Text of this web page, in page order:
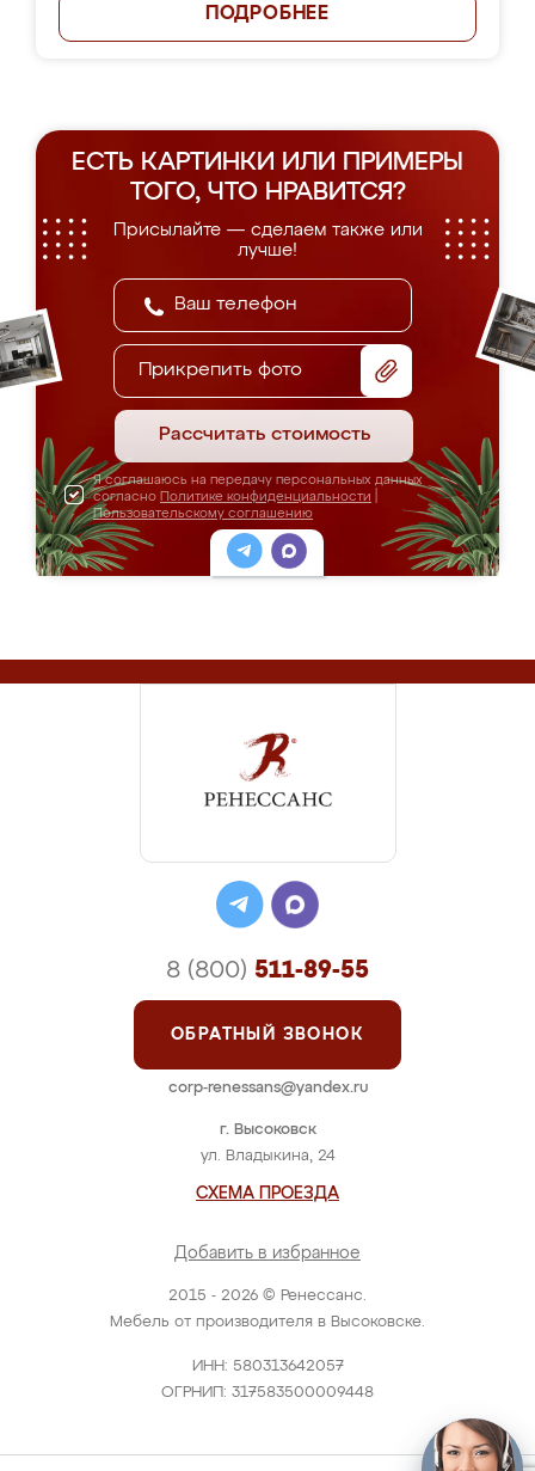
ПОДРОБНЕЕ
ЕСТЬ КАРТИНКИ ИЛИ ПРИМЕРЫ
ТОГО, ЧТО НРАВИТСЯ?
Присылайте — сделаем также или
лучше!
Прикрепить фото
Рассчитать стоимость
Я соглашаюсь на передачу персональных данных
согласно Политике конфиденциальности
Пользовательскому соглашению
2015 - 2026 © Ренессанс.
Мебель от производителя в Высоковске.
ИНН: 580313642057
ОГРНИП: 317583500009448
г. Высоковск
ул. Владыкина, 24
СХЕМА ПРОЕЗДА
Добавить в избранное
8 (800) 511-89-55
ОБРАТНЫЙ ЗВОНОК
corp-renessans@yandex.ru